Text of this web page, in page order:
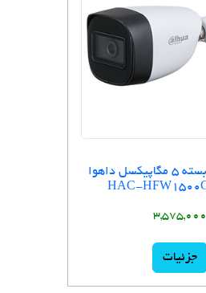
دوربین مدار بسته 5 مگاپیکسل داهوا
3,575,000
جزئیات